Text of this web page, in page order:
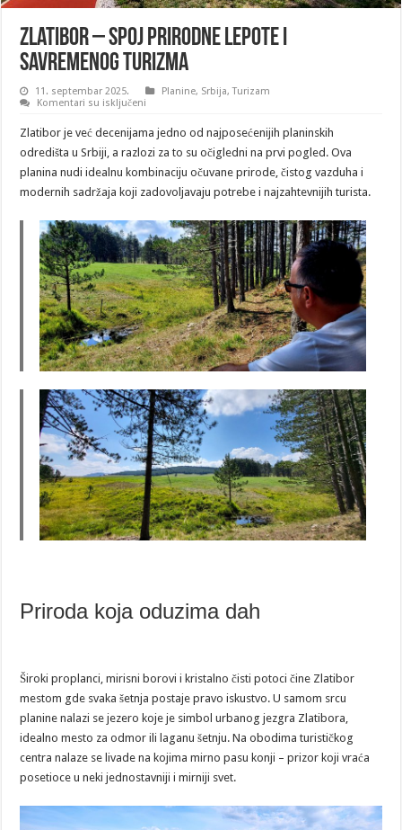
Zlatibor – spoj prirodne lepote i
savremenog turizma
11. septembar 2025. Planine, Srbija,Turizam
Komentari su isključeni
spoj
prirodne
lepote
i
turizma
Zlatibor je već decenijama jedno od najposećenijih planinskih
odredišta u Srbiji, a razlozi za to su očigledni na prvi pogled. Ova
planina nudi idealnu kombinaciju očuvane prirode, čistog vazduha i
modernih sadržaja koji zadovoljavaju potrebe i najzahtevnijih turista.
Priroda koja oduzima dah
Široki proplanci, mirisni borovi i kristalno čisti potoci čine Zlatibor
mestom gde svaka šetnja postaje pravo iskustvo. U samom srcu
planine nalazi se jezero koje je simbol urbanog jezgra Zlatibora,
idealno mesto za odmor ili laganu šetnju. Na obodima turističkog
centra nalaze se livade na kojima mirno pasu konji – prizor koji vraća
posetioce u neki jednostavniji i mirniji svet.